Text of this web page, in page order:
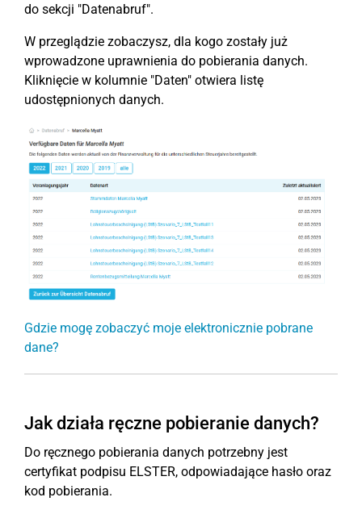
do sekcji "Datenabruf".
W przeglądzie zobaczysz, dla kogo zostały już
wprowadzone uprawnienia do pobierania danych.
Kliknięcie w kolumnie "Daten" otwiera listę
udostępnionych danych.
Gdzie mogę zobaczyć moje elektronicznie pobrane
dane?
Jak działa ręczne pobieranie danych?
Do ręcznego pobierania danych potrzebny jest
certyfikat podpisu ELSTER, odpowiadające hasło oraz
kod pobierania.